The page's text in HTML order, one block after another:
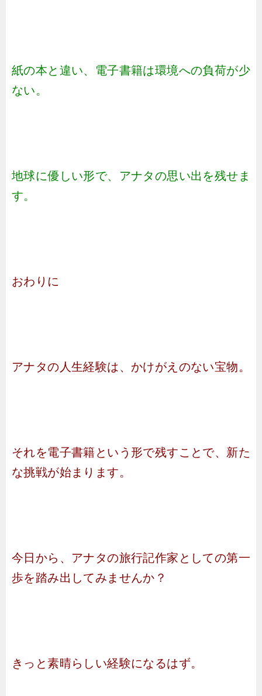
紙の本と違い、電子書籍は環境への負荷が少
ない。
地球に優しい形で、アナタの思い出を残せま
す。
おわりに
アナタの人生経験は、かけがえのない宝物。
それを電子書籍という形で残すことで、新た
な挑戦が始まります。
今日から、アナタの旅行記作家としての第一
歩を踏み出してみませんか？
きっと素晴らしい経験になるはず。